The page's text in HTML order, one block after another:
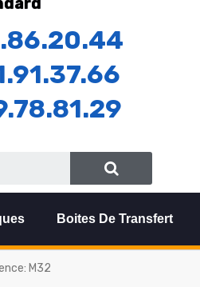
Boites De Transfert
M32